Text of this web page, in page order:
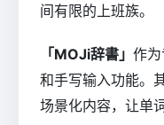
间有限的上班族。
「MOJi辞書」 作
和手写输入功能。
场景化内容，让单